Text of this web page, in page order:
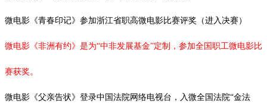
微电影《青春印记》参加浙江省职高微电影比赛评奖（进入决赛）
微电影《非洲有约》是为“中非发展基金”定制，参加全国职工微电影比
赛获奖。
微电影《父亲告状》登录中国法院网络电视台，入微全国法院“金法